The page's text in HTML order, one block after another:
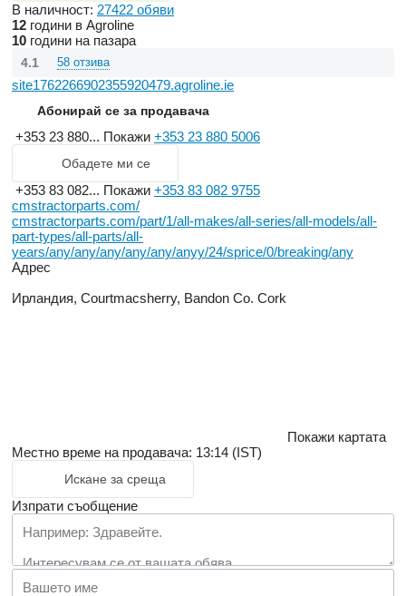
В наличност: 27422 обяви
12 години в Agroline
10 години на пазара
4.1 58 отзива
site1762266902355920479.agroline.ie
Абонирай се за продавача
+353 23 880... Покажи +353 23 880 5006
Обадете ми се
+353 83 082... Покажи +353 83 082 9755
cmstractorparts.com/
cmstractorparts.com/part/1/all-makes/all-series/all-models/all-
part-types/all-parts/all-
years/any/any/any/any/any/anyy/24/sprice/0/breaking/any
Адрес
Ирландия, Courtmacsherry, Bandon Co. Cork
Покажи картата
Местно време на продавача: 13:14 (IST)
Искане за среща
Изпрати съобщение